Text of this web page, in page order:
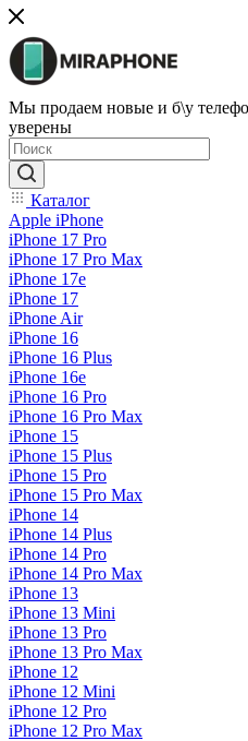
Мы продаем новые и б\у
уверены
Каталог
Apple iPhone
iPhone 17 Pro
iPhone 17 Pro Max
iPhone 17e
iPhone 17
iPhone Air
iPhone 16
iPhone 16 Plus
iPhone 16e
iPhone 16 Pro
iPhone 16 Pro Max
iPhone 15
iPhone 15 Plus
iPhone 15 Pro
iPhone 15 Pro Max
iPhone 14
iPhone 14 Plus
iPhone 14 Pro
iPhone 14 Pro Max
iPhone 13
iPhone 13 Mini
iPhone 13 Pro
iPhone 13 Pro Max
iPhone 12
iPhone 12 Mini
iPhone 12 Pro
iPhone 12 Pro Max